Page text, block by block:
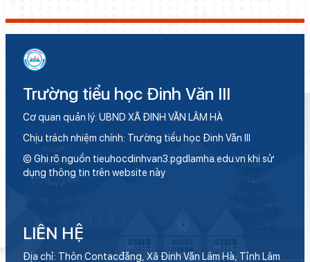
Trường tiểu học Đinh Văn III
Cơ quan quản lý: UBND XÃ ĐINH VĂN LÂM HÀ
Chịu trách nhiệm chính: Trường tiểu học Đinh Văn III
© Ghi rõ nguồn tieuhocdinhvan3.pgdlamha.edu.vn khi sử
dụng thông tin trên website này
LIÊN HỆ
Địa chỉ: Thôn Contacđăng, Xã Đinh Văn Lâm Hà, Tỉnh Lâm